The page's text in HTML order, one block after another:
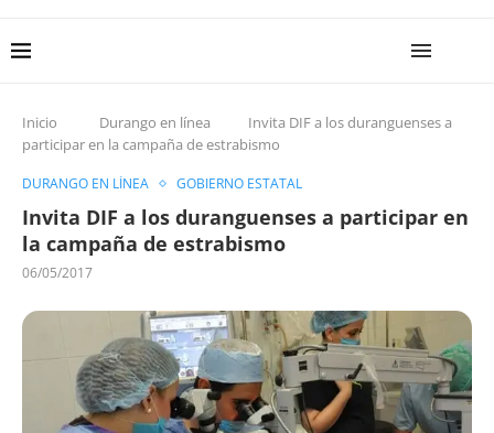
Inicio Durango en línea
Invita DIF a los duranguenses a
participar en la campaña de estrabismo
DURANGO EN LÍNEA GOBIERNO ESTATAL
Invita DIF a los duranguenses a participar en
la campaña de estrabismo
06/05/2017